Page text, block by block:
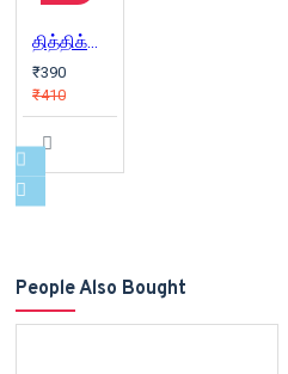
தித்திக்காதே
₹390
₹410
People Also Bought